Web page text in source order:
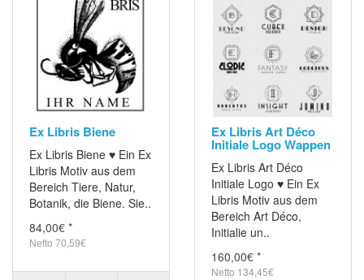
Ex Libris Biene
Ex Libris Biene ♥ Ein Ex
Libris Motiv aus dem
Bereich Tiere, Natur,
Botanik, die Biene. Sie..
84,00€ *
Netto 70,59€
Ex Libris Art Déco
Initiale Logo Wappen
Ex Libris Art Déco
Initiale Logo ♥ Ein Ex
Libris Motiv aus dem
Bereich Art Déco,
Initialie un..
160,00€ *
Netto 134,45€